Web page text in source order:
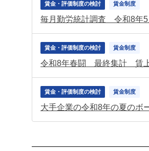
賃金・評価制度の検討 賃金制度
毎月勤労統計調査 令和8年
賃金・評価制度の検討 賃金制度
賃金・評価制度の検討 賃金制度
大手企業の令和8年の夏のボ